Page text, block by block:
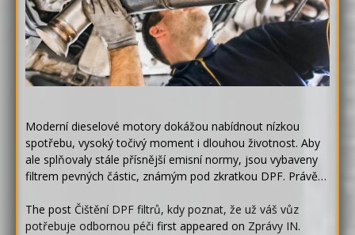
Moderní dieselové motory dokážou nabídnout nízkou
spotřebu, vysoký točivý moment i dlouhou životnost. Aby
ale splňovaly stále přísnější emisní normy, jsou vybaveny
filtrem pevných částic, známým pod zkratkou DPF. Právě…
The post Čištění DPF filtrů, kdy poznat, že už váš vůz
potřebuje odbornou péči first appeared on Zprávy IN.